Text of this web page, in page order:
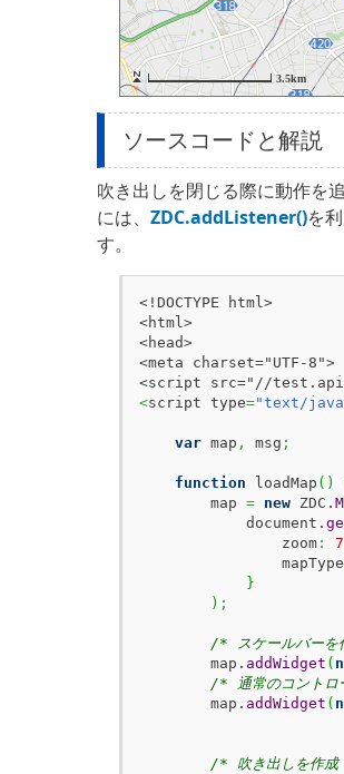
ソースコードと解説
吹き出しを閉じる際に動作を
には、 ZDC.addListener()を
す。
<!DOCTYPE html>
<html>
<head>
<meta charset="UTF-8">
<script type="text/
var map , msg ;
function loadMap ( )
        map
= new ZDC.
            document.
                zoom
: 7
                mapType
}
) ;
/* スケールバーを
        map.
addWidget (
/* 通常のコントロ
        map.
addWidget (
/* 吹き出しを作